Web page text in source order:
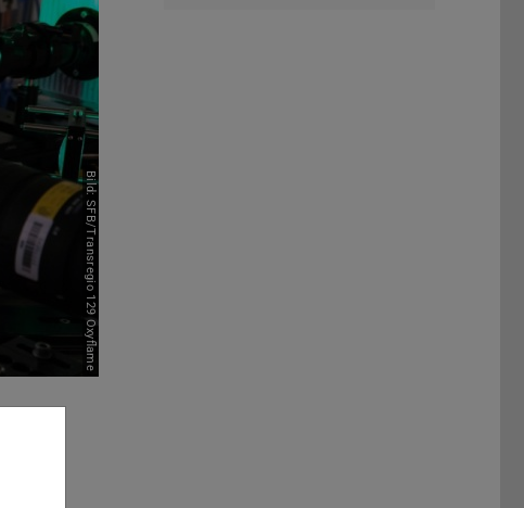
Bild: SFB/Transregio 129 Oxyflame